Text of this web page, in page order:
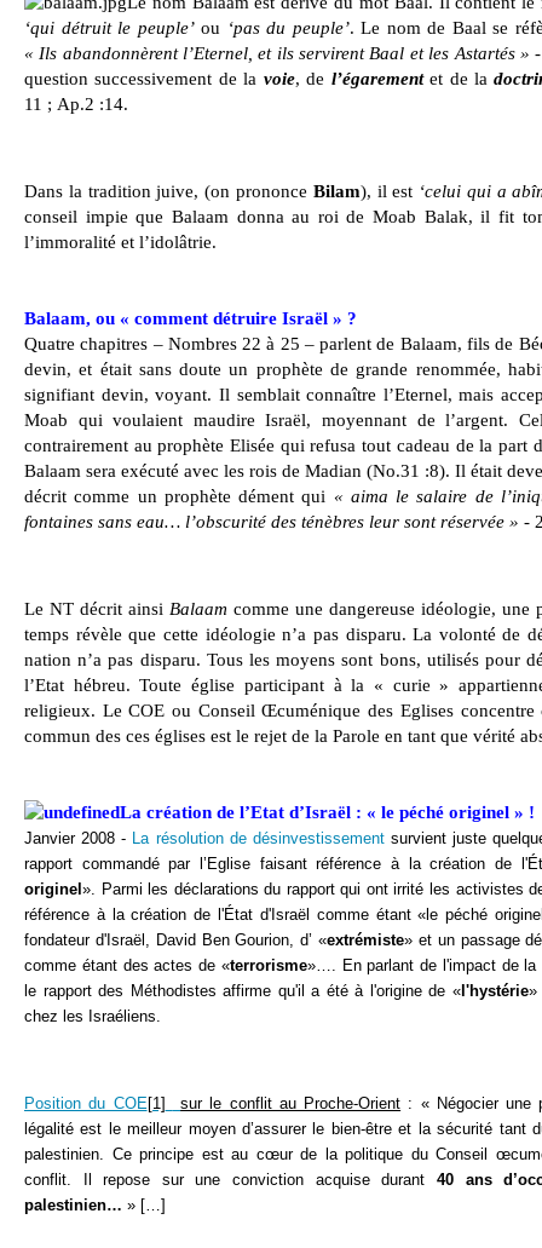
‘qui détruit le peuple’ou ‘pas du peuple’. Le nom de Baal se
« Ils abandonnèrent l’Eternel, et ils servirent Baal et les Astartés »
question successivement de la voie, de l’égarementet de la
11 ; Ap.2 :14.
Dans la tradition juive, (on prononce Bilam), il est ‘celui qui a
conseil impie que Balaam donna au roi de Moab Balak, il fit
l’immoralité et l’idolâtrie.
Balaam, ou « comment détruire Israël » ?
Quatre chapitres – Nombres 22 à 25 – parlent de Balaam, fils de
devin, et était sans doute un prophète de grande renommée,
signifiant devin, voyant. Il semblait connaître l’Eternel, mais
Moab qui voulaient maudire Israël, moyennant de l’argent.
contrairement au prophète Elisée qui refusa tout cadeau de la part
Balaam sera exécuté avec les rois de Madian (No.31 :8). Il était
décrit comme un prophète dément qui « aima le salaire de
fontaines sans eau… l’obscurité des ténèbres leur sont réservée » -
Le NT décrit ainsi Balaam comme une dangereuse idéologie,
temps révèle que cette idéologie n’a pas disparu. La volonté de
nation n’a pas disparu. Tous les moyens sont bons, utilisés pour
l’Etat hébreu. Toute église participant à la « curie »
religieux. Le COE ou Conseil Œcuménique des Eglises
commun des ces églises est le rejet de la Parole en tant que vérité
La création de l’Etat d’Israël : « le péché originel » !
Janvier 2008 - La résolution de désinvestissementsurvient juste
rapport commandé par l’Eglise faisant référence à la création de
originel ». Parmi les déclarations du rapport qui ont irrité les activistes
référence à la création de l'État d'Israël comme étant «le péché
fondateur d'Israël, David Ben Gourion, d’ «extrémiste» et un passage
comme étant des actes de «terrorisme»…. En parlant de l'impact de la
le rapport des Méthodistes affirme qu'il a été à l'origine de «l'hystérie»
chez les Israéliens.
Position du COE[1] sur le conflit au Proche-Orient : « Négocier une
légalité est le meilleur moyen d’assurer le bien-être et la sécurité tant
palestinien. Ce principe est au cœur de la politique du Conseil
conflit. Il repose sur une conviction acquise durant 40 ans
palestinien… » […]